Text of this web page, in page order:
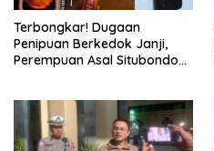
Terbongkar! Dugaan
Penipuan Berkedok Janji,
Perempuan Asal Situbondo